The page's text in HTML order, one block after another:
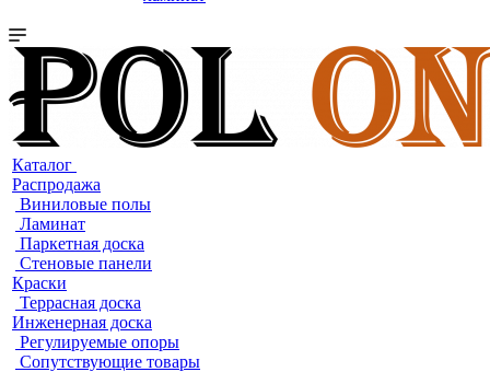
Каталог
Распродажа
Виниловые полы
Ламинат
Паркетная доска
Стеновые панели
Краски
Террасная доска
Инженерная доска
Регулируемые опоры
Сопутствующие товары